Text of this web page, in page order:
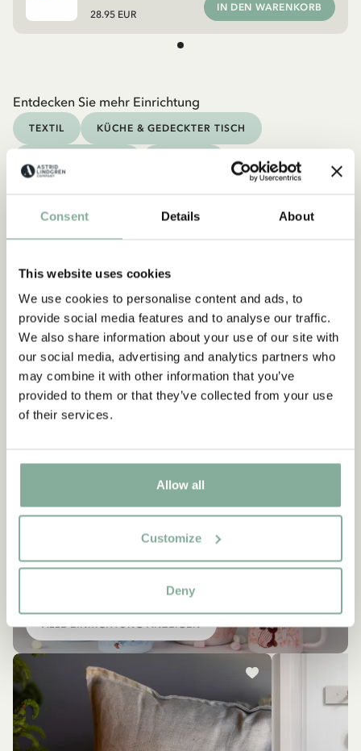
Consent Details About
This website uses cookies
We use cookies to personalise content and ads, to
provide social media features and to analyse our traffic.
We also share information about your use of our site with
our social media, advertising and analytics partners who
may combine it with other information that you’ve
provided to them or that they’ve collected from your use
of their services.
Allow all
Customize
Deny
28.95 EUR
IN DEN WARENKORB
Entdecken Sie mehr Einrichtung
TEXTIL KÜCHE & GEDECKTER TISCH
Ähnliche Produkte
ALLE EINRICHTUNG ANZEIGEN